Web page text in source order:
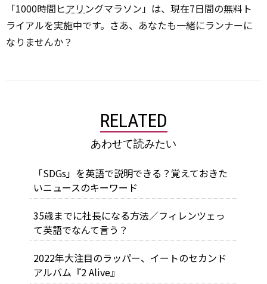
「1000時間ヒアリ ングマラソン」は、現在7日間の無料ト
ライアルを実施中です。さあ、あなたも一緒にランナーに
なりませんか？
RELATED
あわせて読みたい
「SDGs」を英語で説明できる？覚えておきた
いニュースのキーワード
35歳までに社長になる方法／フィレンツェっ
て英語でなんて言う？
2022年大注目のラッパー、イートのセカンド
アルバム『2 Alive』